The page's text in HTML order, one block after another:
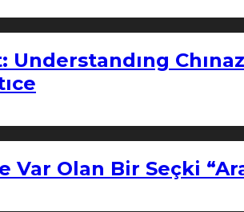
Var Olan Bir Seçki